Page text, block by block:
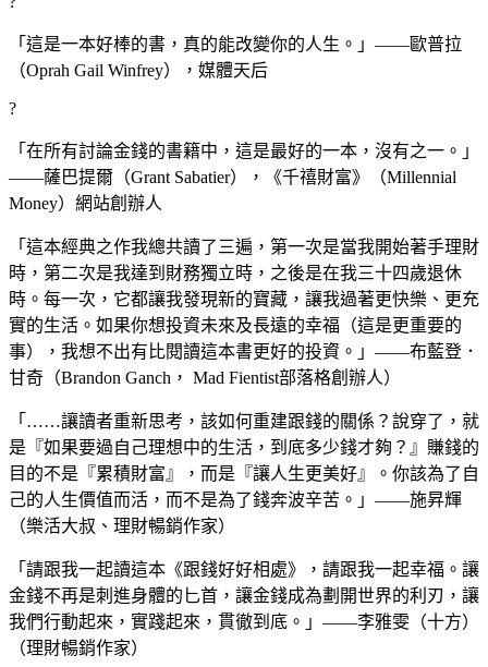
「這是一本好棒的書，真的能改變你的人生。」——歐普拉
（Oprah Gail Winfrey），媒體天后
?
「在所有討論金錢的書籍中，這是最好的一本，沒有之一。」
——薩巴提爾（Grant Sabatier），《千禧財富》（Millennial
Money）網站創辦人
「這本經典之作我總共讀了三遍，第一次是當我開始著手理財
時，第二次是我達到財務獨立時，之後是在我三十四歲退休
時。每一次，它都讓我發現新的寶藏，讓我過著更快樂、更充
實的生活。如果你想投資未來及長遠的幸福（這是更重要的
事），我想不出有比閱讀這本書更好的投資。」——布藍登．
甘奇（Brandon Ganch， Mad Fientist部落格創辦人）
「……讓讀者重新思考，該如何重建跟錢的關係？說穿了，就
是『如果要過自己理想中的生活，到底多少錢才夠？』賺錢的
目的不是『累積財富』，而是『讓人生更美好』。你該為了自
己的人生價值而活，而不是為了錢奔波辛苦。」——施昇輝
（樂活大叔、理財暢銷作家）
「請跟我一起讀這本《跟錢好好相處》，請跟我一起幸福。讓
金錢不再是刺進身體的匕首，讓金錢成為劃開世界的利刃，讓
我們行動起來，實踐起來，貫徹到底。」——李雅雯（十方）
（理財暢銷作家）